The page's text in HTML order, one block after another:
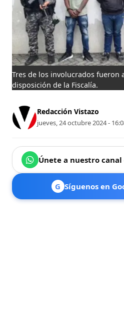
Tres de los involucrados fueron
disposición de la Fiscalía.
Redacción Vistazo
jueves, 24 octubre 2024 -
Únete a nuestro
G Síguenos en